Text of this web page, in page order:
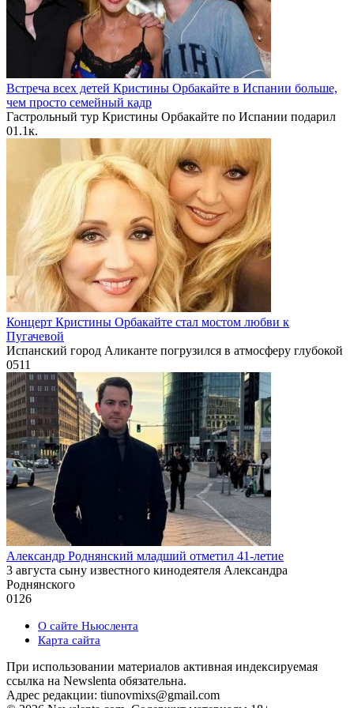
Встреча всех детей Кристины Орбакайте в Испании больше,
чем просто семейный кадр
Гастрольный тур Кристины Орбакайте по Испании подарил
01.1к.
Концерт Кристины Орбакайте стал мостом любви к
Пугачевой
Испанский город Аликанте погрузился в атмосферу глубокой
0511
Александр Роднянский младший отметил 41-летие
3 августа сыну известного кинодеятеля Александра
Роднянского
0126
О сайте Ньюслента
Карта сайта
При использовании материалов активная индексируемая
ссылка на Newslenta обязательна.
Адрес редакции: tiunovmixs@gmail.com